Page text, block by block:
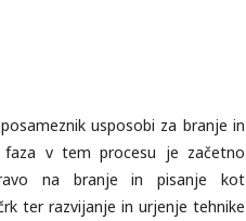
usposobi za branje in
faza v tem procesu je začetno
na branje in pisanje kot
ter razvijanje in urjenje tehnike